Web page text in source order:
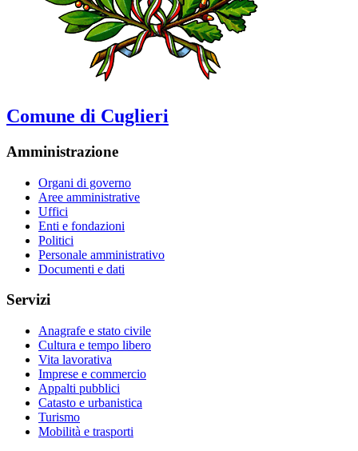
Comune di Cuglieri
Amministrazione
Organi di governo
Aree amministrative
Uffici
Enti e fondazioni
Politici
Personale amministrativo
Documenti e dati
Servizi
Anagrafe e stato civile
Cultura e tempo libero
Vita lavorativa
Imprese e commercio
Appalti pubblici
Catasto e urbanistica
Turismo
Mobilità e trasporti